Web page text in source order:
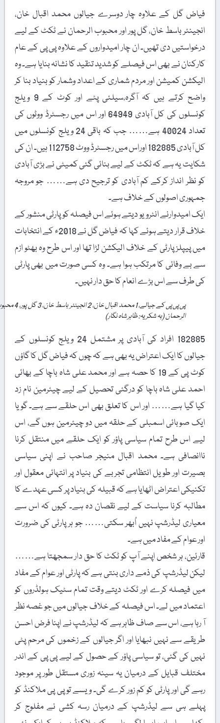
فیاض گل کے علاوہ چار دوسرے جیالوں محمد اقبال خان،
انجینئر باسط خان، گل پور اور محبوب الرحمان نے ٹکٹ کے لیے
درخواستیں دی تھیں۔ ان چار امیدواروں کے علاوہ پی پی کے عام
کارکنان نے بھی اس فیصلے کو شدید تنقید کا نشانہ بنایا ہے۔ وہ
الیکشن کمیشن اور مردم شماری کے اعداد وشمار کو بنیاد بنا کر
واضح کرتے ہیں کہ آگرہ،سیلئی پٹے اور کوٹ کے 9 ویلج
کونسلوں کی کل آبادی 64949 اور اس میں رجسٹرڈ ووٹوں کی
تعداد 40024 ہے…… جب کہ باقی 24 ویلج کونسلوں میں
کل آبادی 182885 اوراس میں رجسٹرڈ ووٹ 112758 ہیں۔ ان کی
شکایت یہ ہے کہ ٹکٹ کے لیے بنائی گئی کمیٹی نے بڑی آبادی
کو نظر انداز کرکے کم آبادی کو ترجیح دی ہے…… جو مروجہ
جمہوری اصولوں کے خلاف ہے۔
ایک امیدوارنے انٹرویو دیتے ہوئے اس فیصلہ کو پارٹی منشور کے
خلاف قرار دیتے ہوئے کہا کہ فیاض گل نے 2018ء کے انتخابات
میں پیپلز پارٹی کے خلاف الیکشن لڑا تھا اور اس طرح وہ بھٹو ازم
سے بے وفائی کا مرتکب ہوا ہے۔ وہ کسی صورت میں بھی پارٹی
کی طرف سے اس بڑے انعام کا حق دار نہیں۔
پی پی پی کے جیالے، 1 محمد اقبال خان، 2 انجینئر باسط خان، 3 گل پور، 4 محبوب
الرحمان (بہ شکریہ: ظاہر شاہ نگار)
182885 افراد کی آبادی پر مشتمل 24 ویلج کونسلوں کے
جیالوں کا ایک اعتراض یہ بھی ہے کہ چوں کہ فیاض گل کا گاؤں
کوٹ پی کے 19 کا حصہ ہے اور محمد علی شاہ باچا کے بھائی
احمد علی شاہ باچا کو درگئی تحصیل کے لیے چیئرمین نام زد
کیا گیا ہے…… اور اس کا تعلق بھی اس حلقے سے ہے۔ گویا
ایک صوبائی اسمبلی کے حلقہ میں دو چیئرمین ہوں گے، اس
لیے اس طرح تمام سیاسی پاؤر کو ایک حلقے میں منتقل کرنا
ناانصافی ہے۔ محمد اقبال منیجر صاحب نے اپنی سیاسی
بصیرت اور طویل انتظامی تجربے کی بنیاد پر انتہائی معقول اور
تکنیکی اعتراض اٹھایا ہے کہ قبیلہ کی بنیاد پر کسی عہدے کا
مطالبہ کرنا سیاست کے لیے نقصان دہ ہے۔ کیوں کہ اس سے
معیاری لیڈرشپ نہیں اُبھر سکتی…… جو ہر پارٹی کی ضرورت
اور عوام کے مفاد میں ہے۔
قارئین، ہر شخص اپنے آپ کو ٹکٹ کا حق دار سمجھتا ہے……
لیکن لیڈرشپ کی ذمے داری بنتی ہے کہ پارٹی اور عوام کے مفاد
میں فیصلہ کرے اور ٹکٹ دیتے وقت تمام سٹیک ہولڈروں کو
اعتماد میں لے۔ اس فیصلہ کے خلاف جیالوں میں جو غصہ نظر
آ رہا ہے، اس سے صاف ظاہر ہے کہ لیڈرشپ نے اپنا فرض احسن
طریقے سے نہیں نبھایا اور اگر جیالوں کے زخموں کی مرحم پٹی
نہیں کی گئی، تو سیاسی پاؤر کے حصول کے لیے پی پی کے اندر
مختلف قبایل کے درمیان یہ سینہ زوری مستقل طور پر موجود
رہے گی اور پارٹی کو کم زور کرے گی۔ ویسے تو پی پی ملاکنڈ کو
پہلے ہی سے لیڈرشپ کے درمیان رسہ کشی نے مفلوج کر